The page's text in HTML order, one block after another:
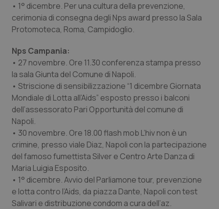
Marche
Piemonte
Provincia Autonoma di Bolzano
Provincia Autonoma di Trento
Puglia
Sardegna
Sicilia
Donna & Salute
HIV
Infezioni & Febbre
Ipertensione & Scompenso
Malattie rare
Malattia di Crohn & Rettocolite Ulcerosa
Neuroscienze & patologie neurodegenerative
• 1° dicembre. Per una cultura della prevenzione,
cerimonia di consegna degli Nps award presso la Sala
Protomoteca, Roma, Campidoglio.
Nps Campania:
• 27 novembre. Ore 11.30 conferenza stampa presso
la sala Giunta del Comune di Napoli.
• Striscione di sensibilizzazione “1 dicembre Giornata
Mondiale di Lotta all’Aids” esposto presso i balconi
dell’assessorato Pari Opportunità del comune di
Napoli.
• 30 novembre. Ore 18.00 flash mob L’hiv non è un
crimine, presso viale Diaz, Napoli con la partecipazione
del famoso fumettista Silver e Centro Arte Danza di
Maria Luigia Esposito.
• 1° dicembre. Avvio del Parliamone tour, prevenzione
e lotta contro l’Aids, da piazza Dante, Napoli con test
Salivari e distribuzione condom a cura dell’az.